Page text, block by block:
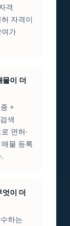
격
자격이
가
물이 더
+
색
면허·
물 등록
이 더
하는